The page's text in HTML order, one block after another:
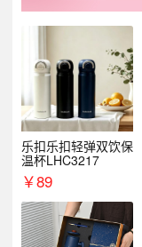
乐扣乐扣轻弹双饮保
温杯LHC3217
￥89